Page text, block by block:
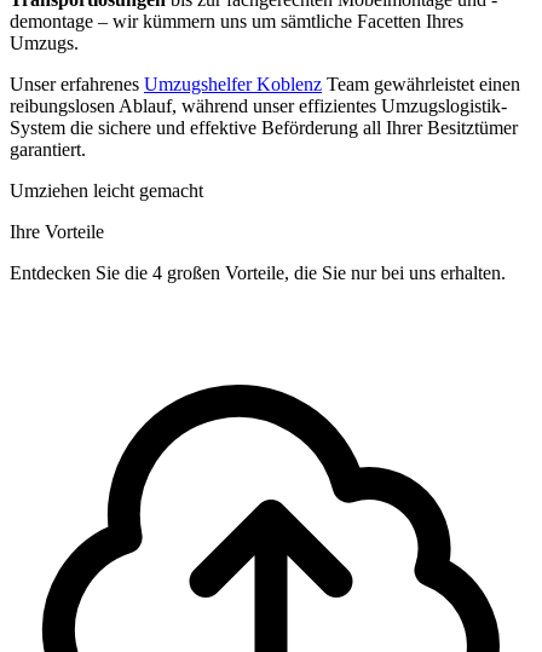
demontage – wir kümmern uns um sämtliche Facetten Ihres
Umzugs.
Unser erfahrenes Umzugshelfer Koblenz Team gewährleistet einen
reibungslosen Ablauf, während unser effizientes Umzugslogistik-
System die sichere und effektive Beförderung all Ihrer Besitztümer
garantiert.
Umziehen leicht gemacht
Ihre Vorteile
Entdecken Sie die 4 großen Vorteile, die Sie nur bei uns erhalten.